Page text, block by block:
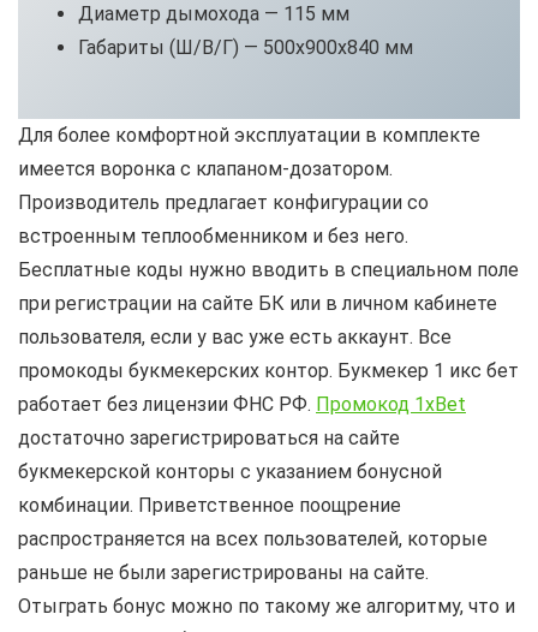
Диаметр дымохода — 115 мм
Габариты (Ш/В/Г) — 500х900х840 мм
Для более комфортной эксплуатации в комплекте
имеется воронка с клапаном-дозатором.
Производитель предлагает конфигурации со
встроенным теплообменником и без него.
Бесплатные коды нужно вводить в специальном поле
при регистрации на сайте БК или в личном кабинете
пользователя, если у вас уже есть аккаунт. Все
промокоды букмекерских контор. Букмекер 1 икс бет
работает без лицензии ФНС РФ. Промокод 1xBet
достаточно зарегистрироваться на сайте
букмекерской конторы с указанием бонусной
комбинации. Приветственное поощрение
распространяется на всех пользователей, которые
раньше не были зарегистрированы на сайте.
Отыграть бонус можно по такому же алгоритму, что и